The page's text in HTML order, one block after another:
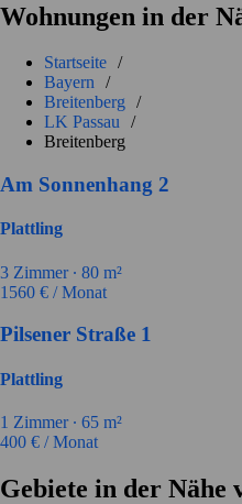
Wohnungen in der
Startseite /
Bayern /
Breitenberg /
LK Passau /
Breitenberg
Am Sonnenhang 2
Plattling
3 Zimmer ∙ 80 m²
1560 € / Monat
Pilsener Straße 1
Plattling
1 Zimmer ∙ 65 m²
400 € / Monat
Gebiete in der Nähe